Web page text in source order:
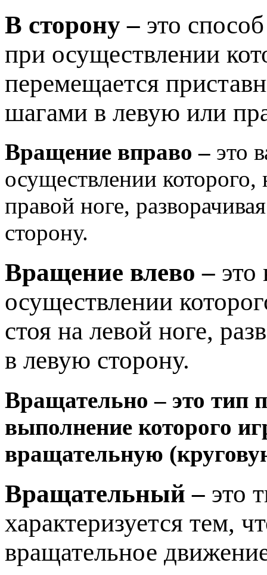
В сторону – это
при осуществлении
перемещается
шагами в левую или
Вращение вправо – это
осуществлении
правой ноге,
сторону.
Вращение влево – это
осуществлении
стоя на левой ноге,
в левую сторону.
Вращательно – это тип
выполнение которого
вращательную
Вращательный – это
характеризуется тем,
вращательное